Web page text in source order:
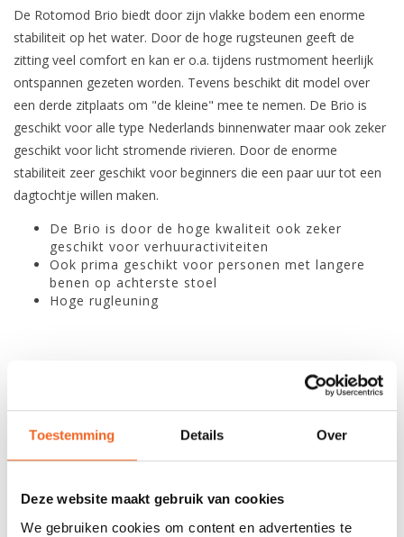
Toestemming Details Over
Deze website maakt gebruik van cookies
We gebruiken cookies om content en advertenties te
De Rotomod Brio biedt door zijn vlakke bodem een enorme
stabiliteit op het water. Door de hoge rugsteunen geeft de
zitting veel comfort en kan er o.a. tijdens rustmoment heerlijk
ontspannen gezeten worden. Tevens beschikt dit model over
een derde zitplaats om "de kleine" mee te nemen. De Brio is
geschikt voor alle type Nederlands binnenwater maar ook zeker
geschikt voor licht stromende rivieren. Door de enorme
stabiliteit zeer geschikt voor beginners die een paar uur tot een
dagtochtje willen maken.
De Brio is door de hoge kwaliteit ook zeker
geschikt voor verhuuractiviteiten
Ook prima geschikt voor personen met langere
benen op achterste stoel
Hoge rugleuning
Lengte: 395 cm
Breedte: 83 cm
Kuiplengte: -